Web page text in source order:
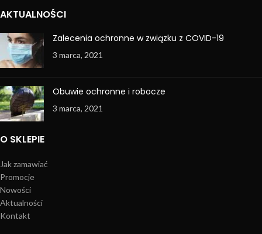
AKTUALNOŚCI
Zalecenia ochronne w związku z COVID-19
3 marca, 2021
Obuwie ochronne i robocze
3 marca, 2021
O SKLEPIE
Jak zamawiać
Promocje
Nowości
Aktualności
Kontakt